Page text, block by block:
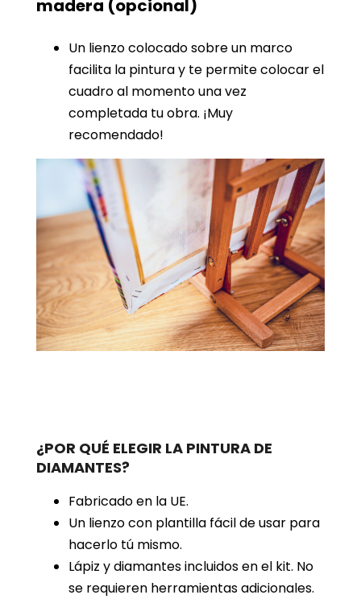
madera (opcional)
Un lienzo colocado sobre un marco
facilita la pintura y te permite colocar el
cuadro al momento una vez
completada tu obra. ¡Muy
recomendado!
¿POR QUÉ ELEGIR LA PINTURA DE
DIAMANTES?
Fabricado en la UE.
Un lienzo con plantilla fácil de usar para
hacerlo tú mismo.
Lápiz y diamantes incluidos en el kit. No
se requieren herramientas adicionales.